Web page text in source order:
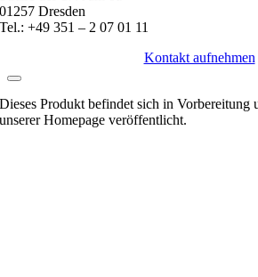
01257 Dresden
Tel.: +49 351 – 2 07 01 11
Kontakt aufnehmen
Dieses Produkt befindet sich in Vorbereitung
unserer Homepage veröffentlicht.